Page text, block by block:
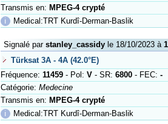
Transmis en: MPEG-4 crypté
ℹ
Medical:TRT Kurdî-Derman-Baslik
Signalé par stanley_cassidyle 18/10/2023 à
Türksat 3A - 4A (42.0°E)
Fréquence: 11459- Pol: V- SR: 6800- FEC: -
Catégorie: Medecine
Transmis en: MPEG-4 crypté
ℹ
Medical:TRT Kurdî-Derman-Baslik